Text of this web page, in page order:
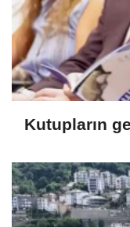
Kutupların